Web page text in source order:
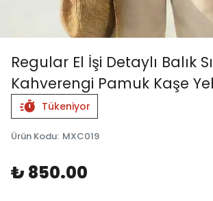
Regular El İşi Detaylı Balık
Kahverengi Pamuk Kaşe
Tükeniyor
Ürün Kodu: MXC019
₺ 850.00